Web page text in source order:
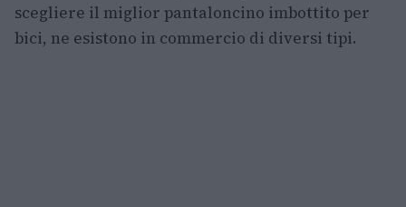
scegliere il miglior pantaloncino imbottito per
bici, ne esistono in commercio di diversi tipi.